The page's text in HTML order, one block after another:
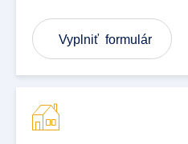
Vyplniť formulár